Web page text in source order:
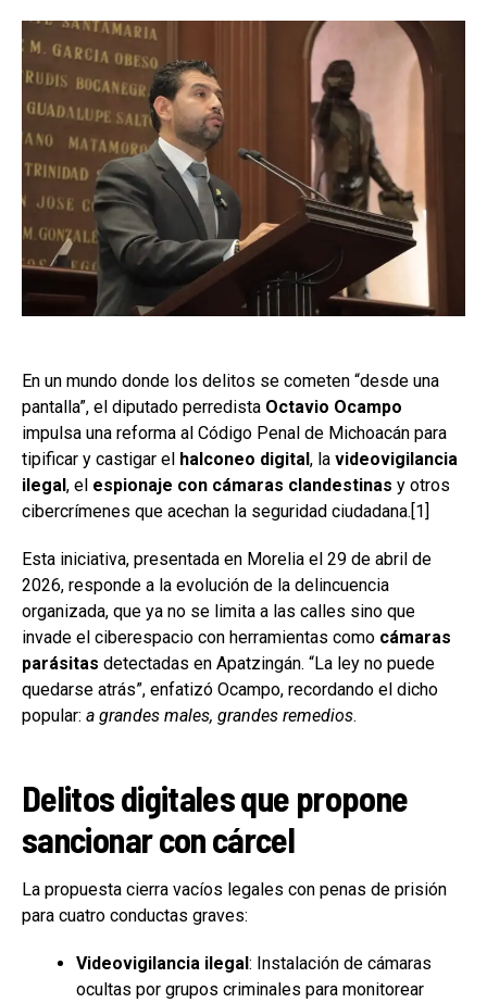
En un mundo donde los delitos se cometen “desde una
pantalla”, el diputado perredista Octavio Ocampo
impulsa una reforma al Código Penal de Michoacán para
tipificar y castigar el halconeo digital, la videovigilancia
ilegal, el espionaje con cámaras clandestinas y otros
cibercrímenes que acechan la seguridad ciudadana.[1]
Esta iniciativa, presentada en Morelia el 29 de abril de
2026, responde a la evolución de la delincuencia
organizada, que ya no se limita a las calles sino que
invade el ciberespacio con herramientas como cámaras
parásitas detectadas en Apatzingán. “La ley no puede
quedarse atrás”, enfatizó Ocampo, recordando el dicho
popular: a grandes males, grandes remedios.
Delitos digitales que propone
sancionar con cárcel
La propuesta cierra vacíos legales con penas de prisión
para cuatro conductas graves:
Videovigilancia ilegal: Instalación de cámaras
ocultas por grupos criminales para monitorear